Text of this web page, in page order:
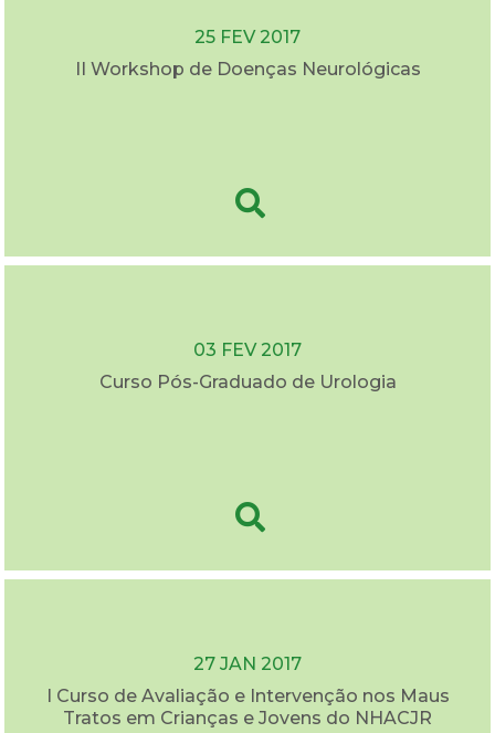
25 FEV 2017
II Workshop de Doenças Neurológicas
03 FEV 2017
Curso Pós-Graduado de Urologia
27 JAN 2017
I Curso de Avaliação e Intervenção nos Maus
Tratos em Crianças e Jovens do NHACJR